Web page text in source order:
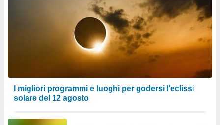
I migliori programmi e luoghi per godersi l'eclissi
solare del 12 agosto